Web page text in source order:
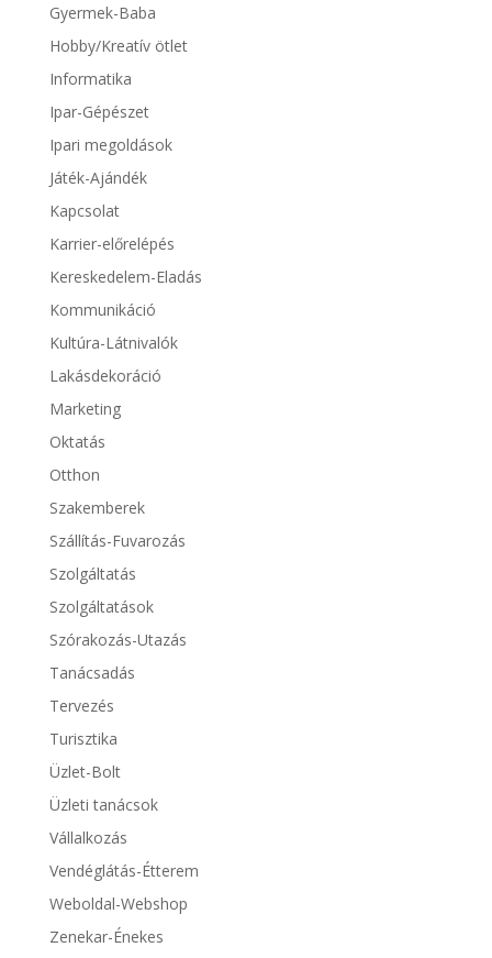
Gyermek-Baba
Hobby/Kreatív ötlet
Informatika
Ipar-Gépészet
Ipari megoldások
Játék-Ajándék
Kapcsolat
Karrier-előrelépés
Kereskedelem-Eladás
Kommunikáció
Kultúra-Látnivalók
Lakásdekoráció
Marketing
Oktatás
Otthon
Szakemberek
Szállítás-Fuvarozás
Szolgáltatás
Szolgáltatások
Szórakozás-Utazás
Tanácsadás
Tervezés
Turisztika
Üzlet-Bolt
Üzleti tanácsok
Vállalkozás
Vendéglátás-Étterem
Weboldal-Webshop
Zenekar-Énekes